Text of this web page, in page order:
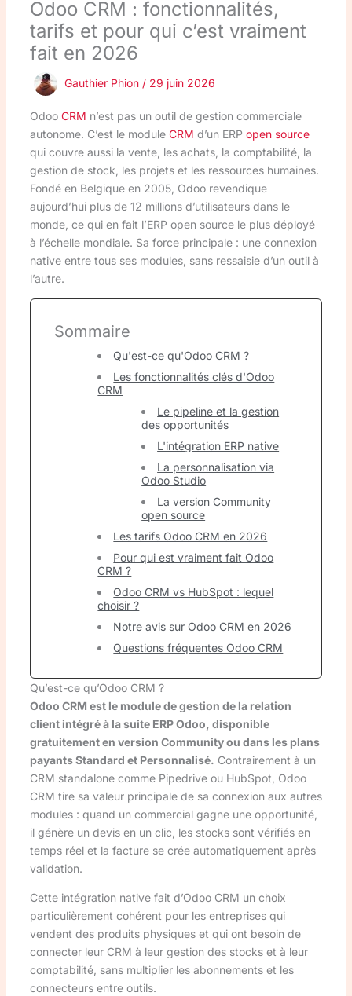
Odoo CRM : fonctionnalités,
tarifs et pour qui c’est vraiment
fait en 2026
Gauthier Phion / 29 juin 2026
Odoo CRM n’est pas un outil de gestion commerciale
autonome. C’est le module CRM d’un ERP open source
qui couvre aussi la vente, les achats, la comptabilité, la
gestion de stock, les projets et les ressources humaines.
Fondé en Belgique en 2005, Odoo revendique
aujourd’hui plus de 12 millions d’utilisateurs dans le
monde, ce qui en fait l’ERP open source le plus déployé
à l’échelle mondiale. Sa force principale : une connexion
native entre tous ses modules, sans ressaisie d’un outil à
l’autre.
Sommaire
Qu'est-ce qu'Odoo CRM ?
Les fonctionnalités clés d'Odoo
CRM
Le pipeline et la gestion
des opportunités
L'intégration ERP native
La personnalisation via
Odoo Studio
La version Community
open source
Les tarifs Odoo CRM en 2026
Pour qui est vraiment fait Odoo
CRM ?
Odoo CRM vs HubSpot : lequel
choisir ?
Notre avis sur Odoo CRM en 2026
Questions fréquentes Odoo CRM
Qu’est-ce qu’Odoo CRM ?
Odoo CRM est le module de gestion de la relation
client intégré à la suite ERP Odoo, disponible
gratuitement en version Community ou dans les plans
payants Standard et Personnalisé. Contrairement à un
CRM standalone comme Pipedrive ou HubSpot, Odoo
CRM tire sa valeur principale de sa connexion aux autres
modules : quand un commercial gagne une opportunité,
il génère un devis en un clic, les stocks sont vérifiés en
temps réel et la facture se crée automatiquement après
validation.
Cette intégration native fait d’Odoo CRM un choix
particulièrement cohérent pour les entreprises qui
vendent des produits physiques et qui ont besoin de
connecter leur CRM à leur gestion des stocks et à leur
comptabilité, sans multiplier les abonnements et les
connecteurs entre outils.